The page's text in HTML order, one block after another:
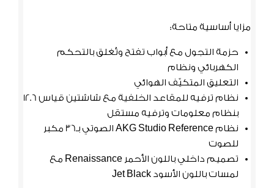
مزايا أساسية متاحة:
حزمة التجول مع أبواب تفتح وتُغلق بالتحكم
الكهربائي ونظام
التعليق المتكيّف الهوائي
نظام ترفيه للمقاعد الخلفية مع شاشتين قياس 12.6
بنظام معلومات وترفيه مستقل
نظام AKG Studio Reference الصوتي بـ36 مكبر
للصوت
تصميم داخلي باللون الأحمر Renaissance مع
لمسات باللون الأسود Jet Black